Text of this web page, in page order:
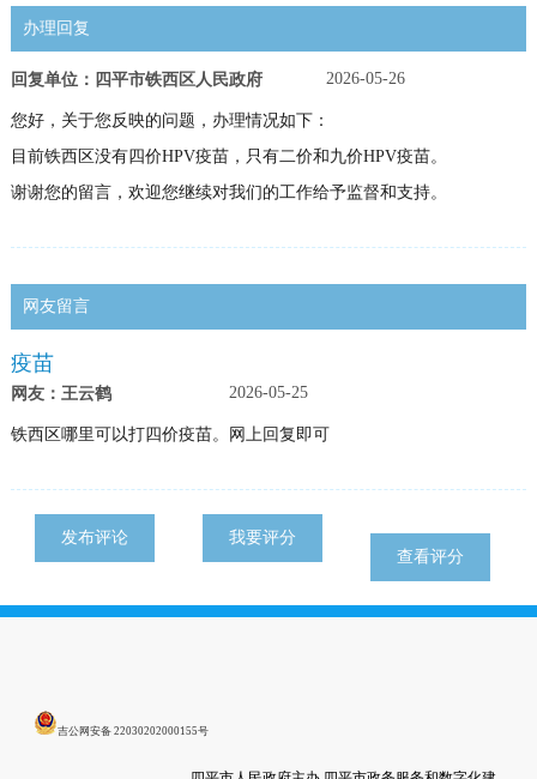
办理回复
回复单位：四平市铁西区人民政府 2026-05-26
您好，关于您反映的问题，办理情况如下：
目前铁西区没有四价HPV疫苗，只有二价和九价HPV疫苗。
谢谢您的留言，欢迎您继续对我们的工作给予监督和支持。
网友留言
疫苗
网友：王云鹤 2026-05-25
铁西区哪里可以打四价疫苗。网上回复即可
发布评论
我要评分
查看评分
吉公网安备 22030202000155号